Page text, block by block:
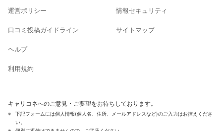
運営ポリシー
口コミ投稿ガイドライン
ヘルプ
利用規約
情報セキュリティ
サイトマップ
キャリコネへのご意見・ご要望をお待ちしております。
下記フォームには個人情報(個人名、住所、メールアドレスなど)のご入力はお控えくださ
い。